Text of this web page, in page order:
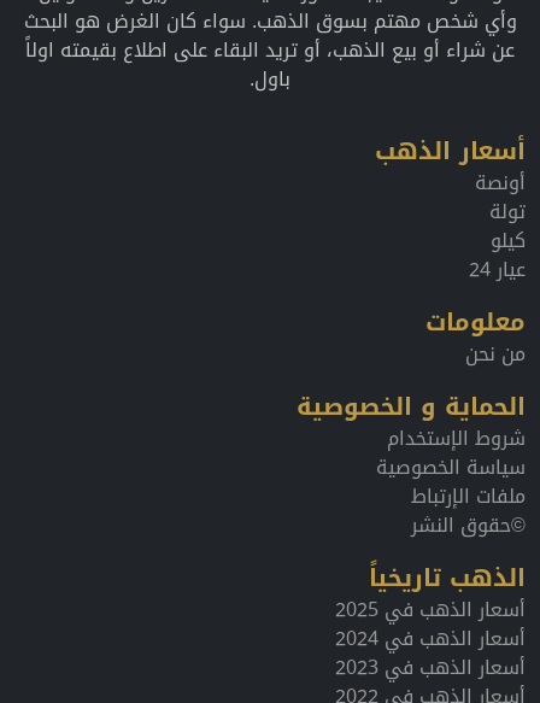
وأي شخص مهتم بسوق الذهب. سواء كان الغرض هو البحث
عن شراء أو بيع الذهب، أو تريد البقاء على اطلاع بقيمته اولاً
باول.
أسعار الذهب
أونصة
تولة
كيلو
عيار 24
معلومات
من نحن
الحماية و الخصوصية
شروط الإستخدام
سياسة الخصوصية
ملفات الإرتباط
©حقوق النشر
الذهب تاريخياً
أسعار الذهب في 2025
أسعار الذهب في 2024
أسعار الذهب في 2023